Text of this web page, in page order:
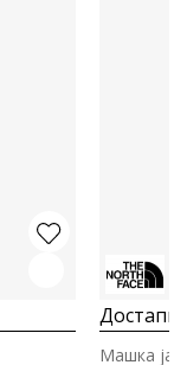
Машка